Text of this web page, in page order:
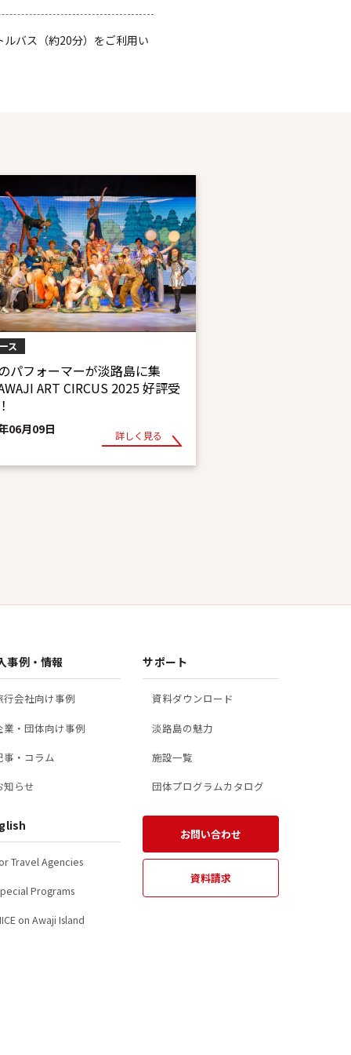
バス（約20分）をご利用い
ス
パフォーマーが淡路島に集
ART CIRCUS 2025 好評受
06月09日 詳しく見る
事例・情報
行会社向け事例
業・団体向け事例
事・コラム
知らせ
Travel Agencies
Programs
on Awaji Island
サポート
資料ダウンロード
淡路島の魅力
施設一覧
団体プログラムカタログ
お問い合わせ
資料請求